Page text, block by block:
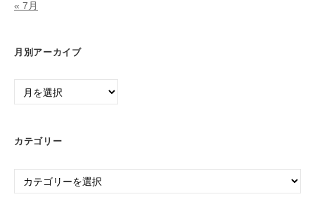
« 7月
月別アーカイブ
月
カ
カテゴリー
カ